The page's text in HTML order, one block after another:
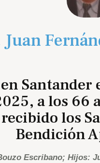
Juan
Santander
a los 66
los
Bendición
Escribano; Hijos: